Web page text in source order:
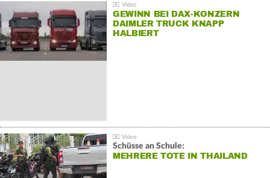
GEWINN BEI DAX-KONZERN
DAIMLER TRUCK KNAPP
HALBIERT
Schüsse an Schule:
MEHRERE TOTE IN THAILAND